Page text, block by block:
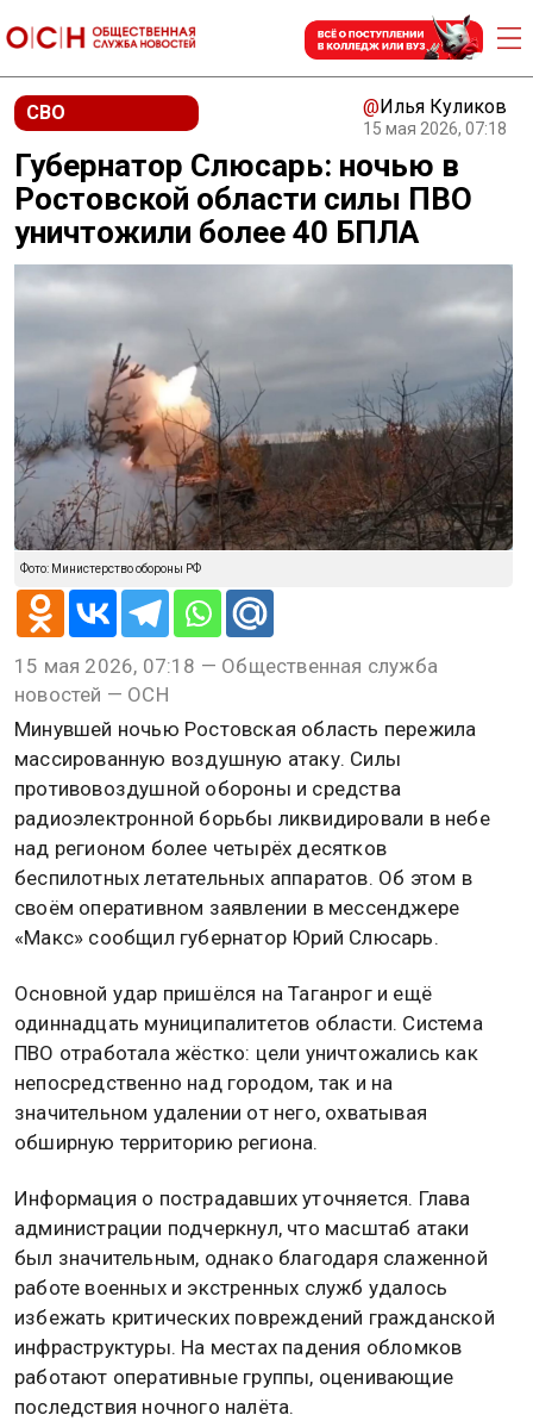
СВО @Илья Куликов
15 мая 2026, 07:18
Губернатор Слюсарь: ночью в
Ростовской области силы ПВО
уничтожили более 40 БПЛА
Фото: Министерство обороны РФ
15 мая 2026, 07:18 — Общественная служба
новостей — ОСН
Минувшей ночью Ростовская область пережила
массированную воздушную атаку. Силы
противовоздушной обороны и средства
радиоэлектронной борьбы ликвидировали в небе
над регионом более четырёх десятков
беспилотных летательных аппаратов. Об этом в
своём оперативном заявлении в мессенджере
«Макс» сообщил губернатор Юрий Слюсарь.
Основной удар пришёлся на Таганрог и ещё
одиннадцать муниципалитетов области. Система
ПВО отработала жёстко: цели уничтожались как
непосредственно над городом, так и на
значительном удалении от него, охватывая
обширную территорию региона.
Информация о пострадавших уточняется. Глава
администрации подчеркнул, что масштаб атаки
был значительным, однако благодаря слаженной
работе военных и экстренных служб удалось
избежать критических повреждений гражданской
инфраструктуры. На местах падения обломков
работают оперативные группы, оценивающие
последствия ночного налёта.